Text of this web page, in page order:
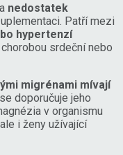
nedostatek
Patří mezi
hypertenzí
srdeční nebo
migrénami mívají
doporučuje jeho
v organismu
i ženy užívající